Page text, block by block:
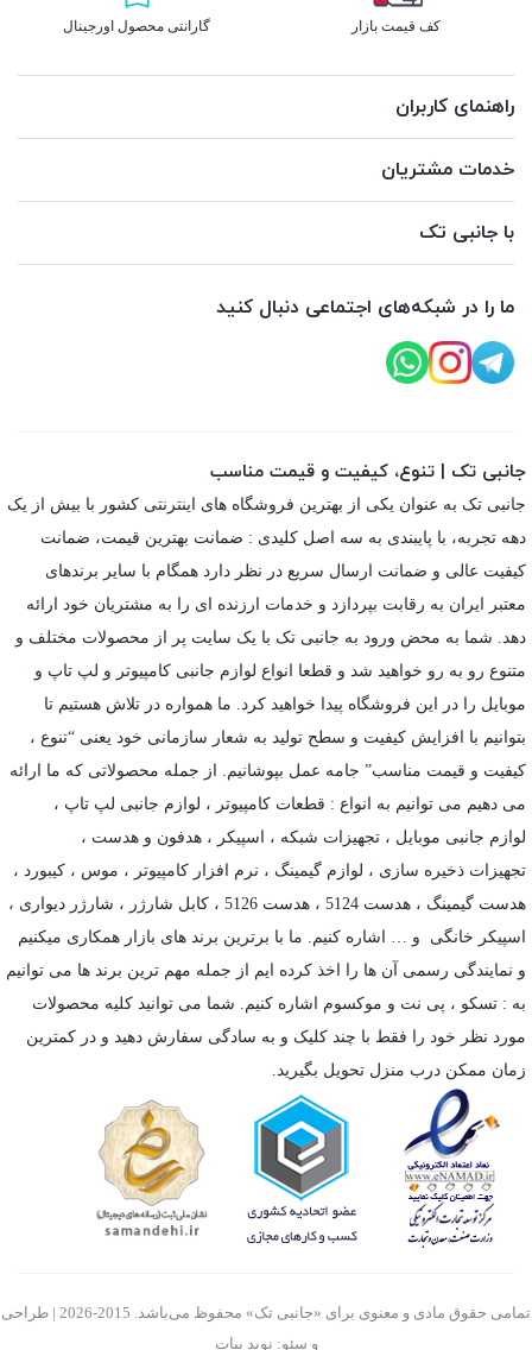
کف قیمت بازار گارانتی محصول اورجینال
راهنمای کاربران
خدمات مشتریان
با جانبی تک
ما را در شبکه‌های اجتماعی دنبال کنید
جانبی تک | تنوع، کیفیت و قیمت مناسب
جانبی تک به عنوان یکی از بهترین فروشگاه های اینترنتی کشور با بیش از یک
دهه تجربه، با پایبندی به سه اصل کلیدی : ضمانت بهترین قیمت، ضمانت
کیفیت عالی و ضمانت ارسال سریع در نظر دارد همگام با سایر برندهای
معتبر ایران به رقابت بپردازد و خدمات ارزنده ای را به مشتریان خود ارائه
دهد. شما به محض ورود به جانبی تک با یک سایت پر از محصولات مختلف و
متنوع رو به رو خواهید شد و قطعا انواع لوازم جانبی کامپیوتر و لپ تاپ و
موبایل را در این فروشگاه پیدا خواهید کرد. ما همواره در تلاش هستیم تا
بتوانیم با افزایش کیفیت و سطح تولید به شعار سازمانی خود یعنی “تنوع ،
کیفیت و قیمت مناسب” جامه عمل بپوشانیم. از جمله محصولاتی که ما ارائه
می دهیم می توانیم به انواع : قطعات کامپیوتر ، لوازم جانبی لپ تاپ ،
لوازم جانبی موبایل ، تجهیزات شبکه ، اسپیکر ، هدفون و هدست ،
تجهیزات ذخیره سازی ، لوازم گیمینگ ، نرم افزار کامپیوتر ، موس ، کیبورد ،
هدست گیمینگ ، هدست 5124 ، هدست 5126 ، کابل شارژر ، شارژر دیواری ،
اسپیکر خانگی و … اشاره کنیم. ما با برترین برند های بازار همکاری میکنیم
و نمایندگی رسمی آن ها را اخذ کرده ایم از جمله مهم ترین برند ها می توانیم
به : تسکو ، پی نت و موکسوم اشاره کنیم. شما می توانید کلیه محصولات
مورد نظر خود را فقط با چند کلیک و به سادگی سفارش دهید و در کمترین
زمان ممکن درب منزل تحویل بگیرید.
تمامی حقوق مادی و معنوی برای «جانبی تک» محفوظ می‌باشد. 2015-2026 | طراحی
و سئو: نوید بیات